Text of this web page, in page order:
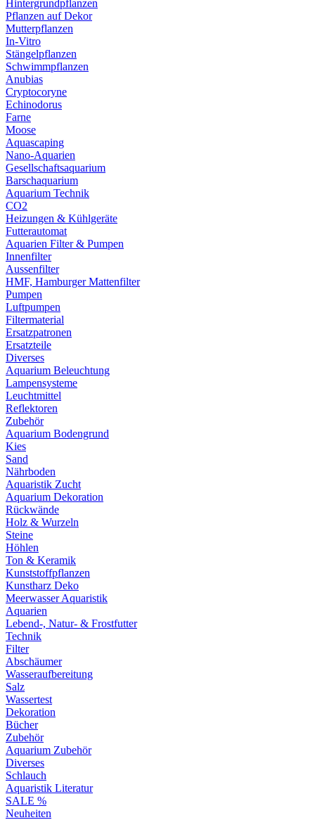
Hintergrundpflanzen
Pflanzen auf Dekor
Mutterpflanzen
In-Vitro
Stängelpflanzen
Schwimmpflanzen
Anubias
Cryptocoryne
Echinodorus
Farne
Moose
Aquascaping
Nano-Aquarien
Gesellschaftsaquarium
Barschaquarium
Aquarium Technik
CO2
Heizungen & Kühlgeräte
Futterautomat
Aquarien Filter & Pumpen
Innenfilter
Aussenfilter
HMF, Hamburger Mattenfilter
Pumpen
Luftpumpen
Filtermaterial
Ersatzpatronen
Ersatzteile
Diverses
Aquarium Beleuchtung
Lampensysteme
Leuchtmittel
Reflektoren
Zubehör
Aquarium Bodengrund
Kies
Sand
Nährboden
Aquaristik Zucht
Aquarium Dekoration
Rückwände
Holz & Wurzeln
Steine
Höhlen
Ton & Keramik
Kunststoffpflanzen
Kunstharz Deko
Meerwasser Aquaristik
Aquarien
Lebend-, Natur- & Frostfutter
Technik
Filter
Abschäumer
Wasseraufbereitung
Salz
Wassertest
Dekoration
Bücher
Zubehör
Aquarium Zubehör
Diverses
Schlauch
Aquaristik Literatur
SALE %
Neuheiten